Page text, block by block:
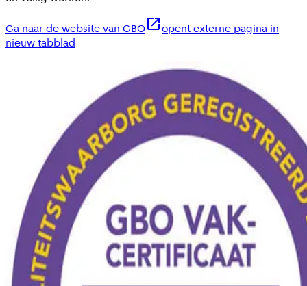
Ga naar de website van GBO
opent externe pagina in
nieuw tabblad